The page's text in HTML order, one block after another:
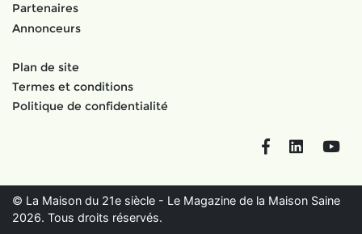
Partenaires
Annonceurs
Plan de site
Termes et conditions
Politique de confidentialité
FacebookLinkedIn
© La Maison du 21e siècle - Le Magazine de la Maison Saine
2026. Tous droits réservés.